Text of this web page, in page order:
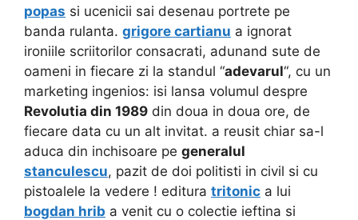
popas si ucenicii sai desenau portrete pe
banda rulanta. grigore cartianu a ignorat
ironiile scriitorilor consacrati, adunand sute de
oameni in fiecare zi la standul “adevarul“, cu un
marketing ingenios: isi lansa volumul despre
Revolutia din 1989 din doua in doua ore, de
fiecare data cu un alt invitat. a reusit chiar sa-l
aduca din inchisoare pe generalul
stanculescu, pazit de doi politisti in civil si cu
pistoalele la vedere ! editura tritonic a lui
bogdan hrib a venit cu o colectie ieftina si